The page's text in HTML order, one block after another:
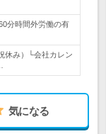
分時間外労働の有
休み）└会社カレン
気になる